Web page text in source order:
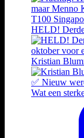
HELD!
Kristian
Wat een